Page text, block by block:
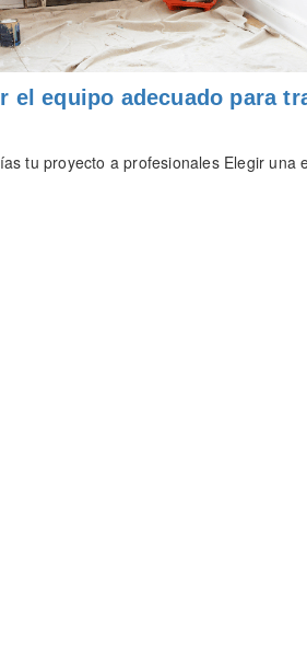
el equipo adecuado para
tu proyecto a profesionales Elegir una